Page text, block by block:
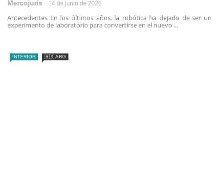
Mercojuris 14 de junio de 2026
Antecedentes En los últimos años, la robótica ha dejado de ser un
experimento de laboratorio para convertirse en el nuevo ...
INTERIOR 🇦🇷 ARG